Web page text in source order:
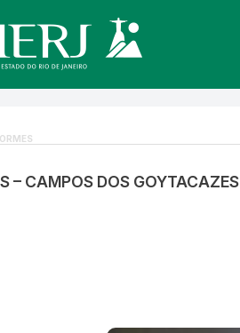
– CAMPOS DOS GOYTACAZES